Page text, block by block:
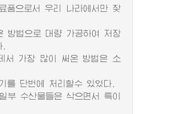
으로서 우리 나라에서만 찾
방법으로 대량 가공하여 저장
서 가장 많이 써온 방법은 소
단번에 처리할수 있었다.
수산물들은 삭으면서 특이